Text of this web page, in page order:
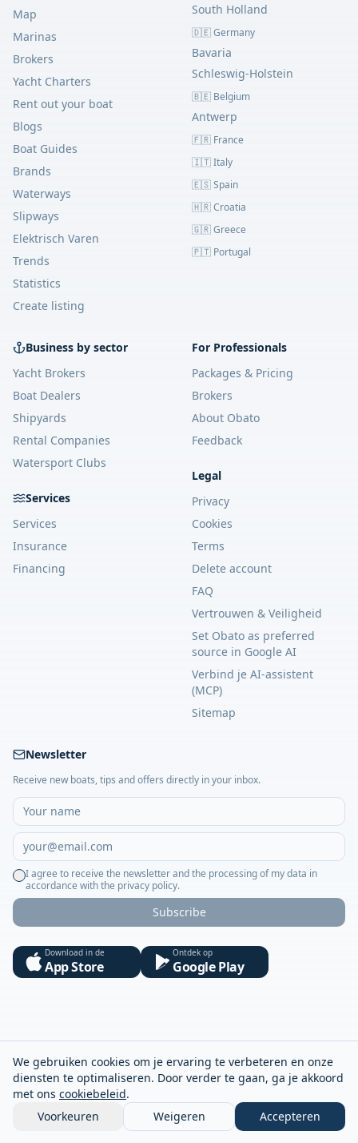
We gebruiken cookies om je ervaring te verbeteren en onze
diensten te optimaliseren. Door verder te gaan, ga je akkoord
met ons cookiebeleid.
Voorkeuren
Weigeren Accepteren
Map
Marinas
Brokers
Yacht Charters
Rent out your boat
Blogs
Boat Guides
Brands
Waterways
Slipways
Elektrisch Varen
Trends
Statistics
Create listing
South Holland
🇩🇪 Germany
Bavaria
Schleswig-Holstein
🇧🇪 Belgium
Antwerp
🇫🇷 France
🇮🇹 Italy
🇪🇸 Spain
🇭🇷 Croatia
🇬🇷 Greece
🇵🇹 Portugal
Business by sector
Yacht Brokers
Boat Dealers
Shipyards
Rental Companies
Watersport Clubs
Services
Services
Insurance
Financing
For Professionals
Packages & Pricing
Brokers
About Obato
Feedback
Legal
Privacy
Cookies
Terms
Delete account
FAQ
Vertrouwen & Veiligheid
Set Obato as preferred
source in Google AI
Verbind je AI-assistent
(MCP)
Sitemap
Newsletter
Receive new boats, tips and offers directly in your inbox.
I agree to receive the newsletter and the processing of my data in
accordance with the privacy policy.
Subscribe
Download in de
App Store
Ontdek op
Google Play